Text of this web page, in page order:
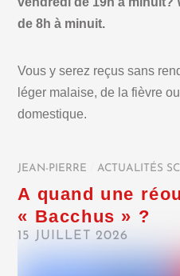
de 8h à minuit.
Vous y serez reçus sans
léger malaise, de la fièvre
domestique.
JEAN-PIERRE ACTUALITÉS
A quand une
« Bacchus » ?
15 JUILLET 2026